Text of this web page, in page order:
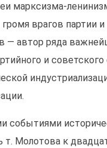
марксизма-
громя врагов партии
— автор ряда
и советского
событиями
т. Молотова к